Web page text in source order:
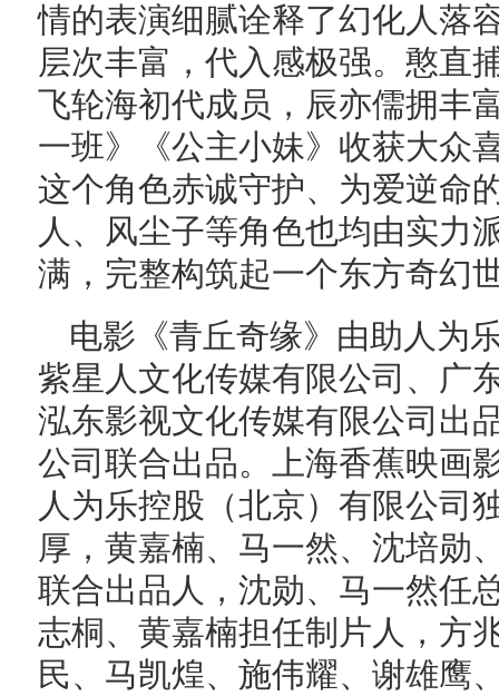
情的表演细腻诠释了幻化人落
层次丰富，代入感极强。憨直
飞轮海初代成员，辰亦儒拥丰
一班》《公主小妹》收获大众
这个角色赤诚守护、为爱逆命
人、风尘子等角色也均由实力
满，完整构筑起一个东方奇幻
电影《青丘奇缘》由助人为
紫星人文化传媒有限公司、广
泓东影视文化传媒有限公司出
公司联合出品。上海香蕉映画
人为乐控股（北京）有限公司
厚，黄嘉楠、马一然、沈培勋
联合出品人，沈勋、马一然任
志桐、黄嘉楠担任制片人，方
民、马凯煌、施伟耀、谢雄鹰